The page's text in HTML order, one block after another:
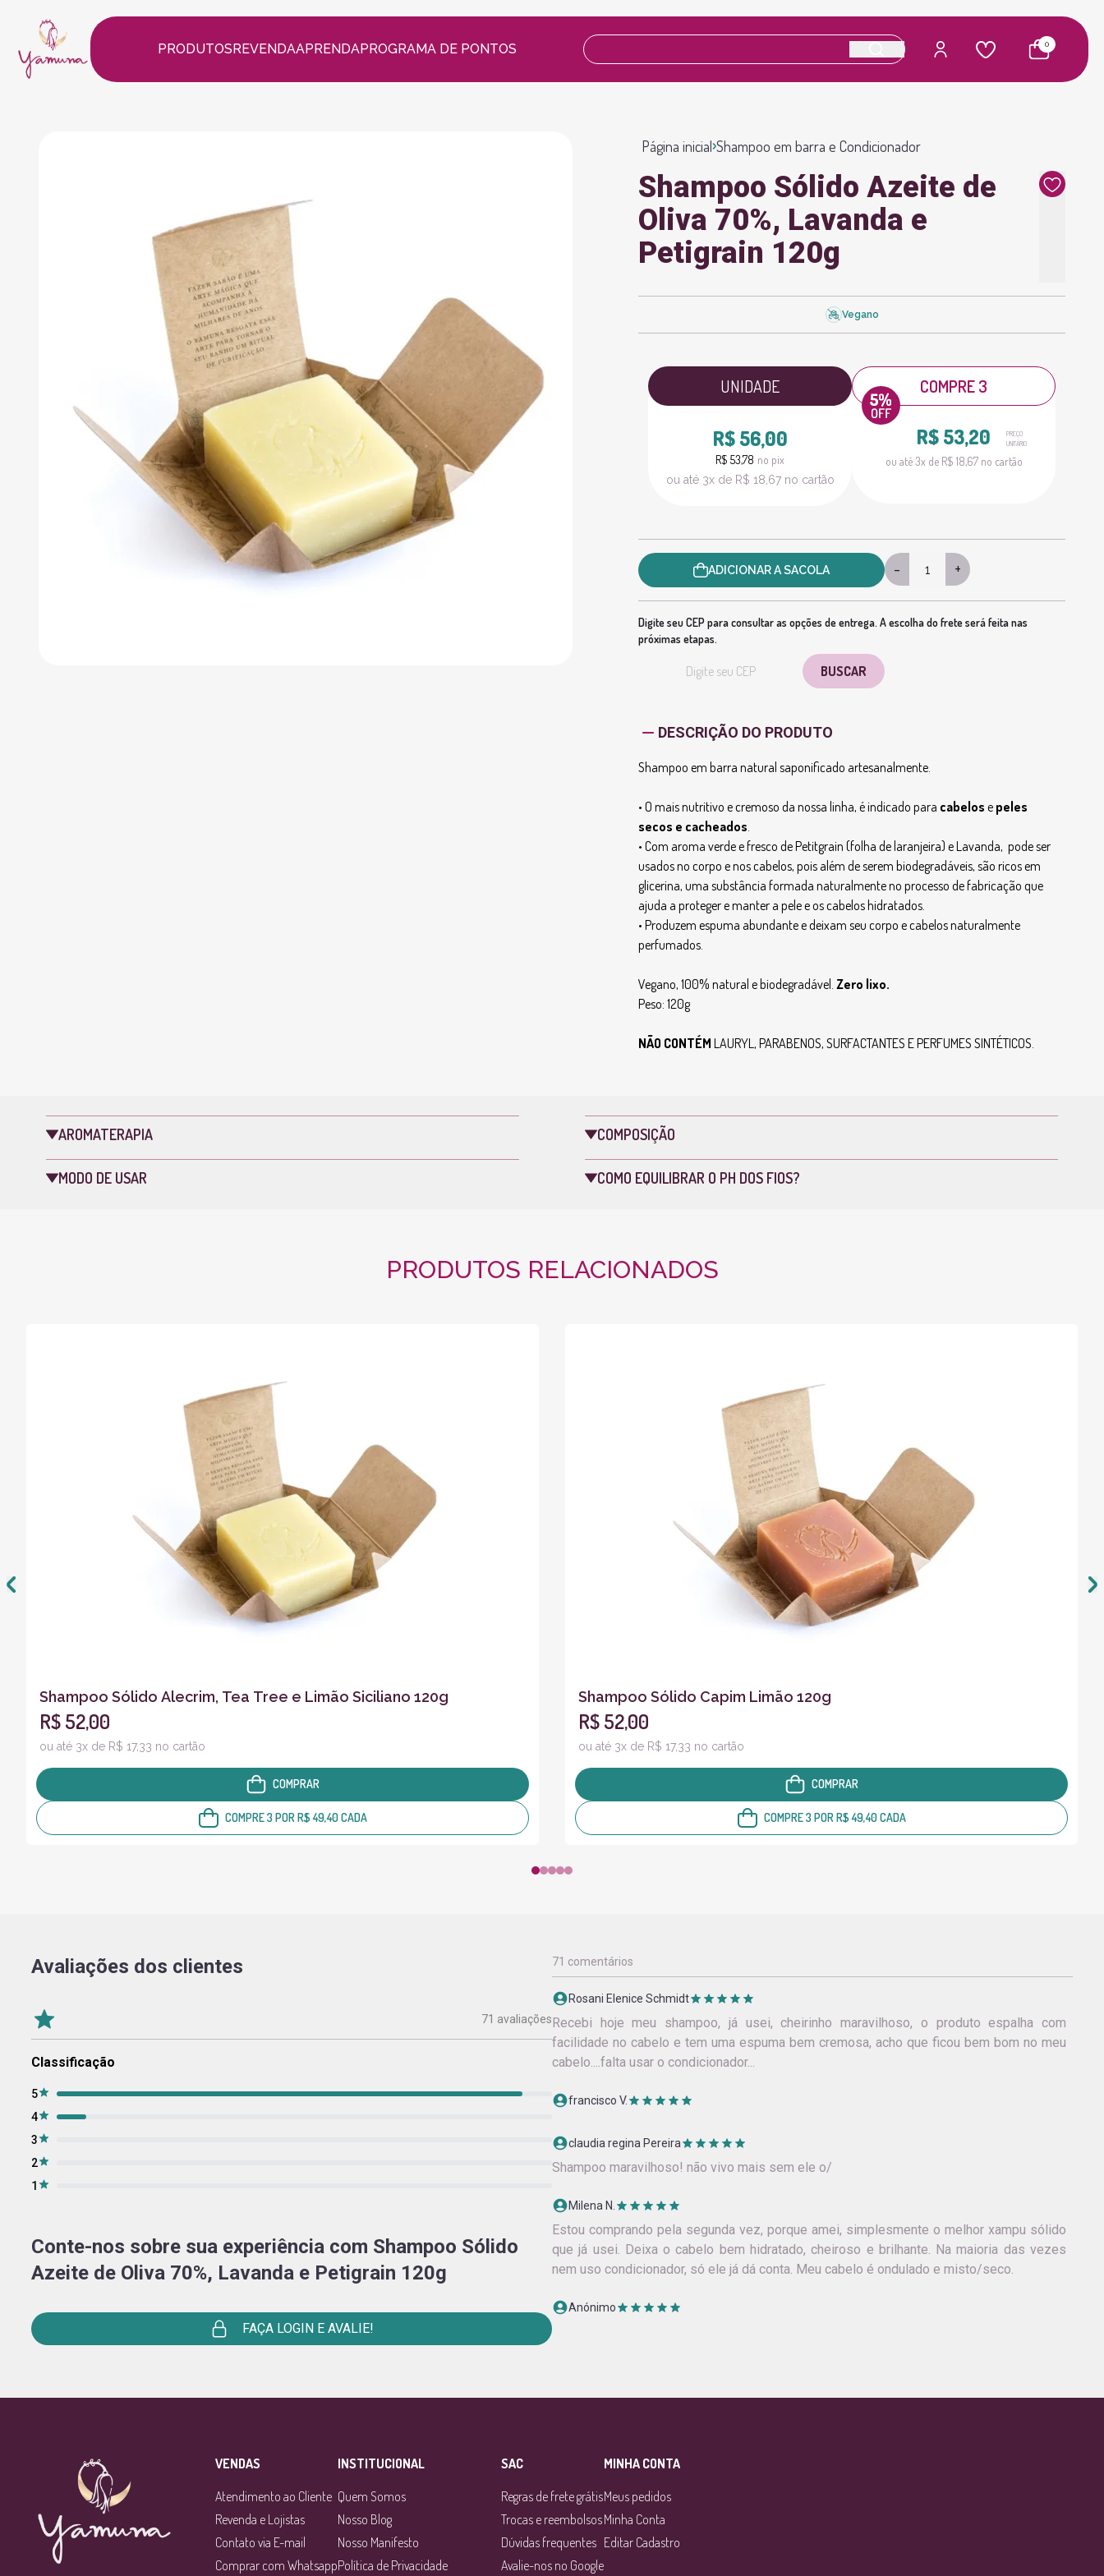
PRODUTOSREVENDAAPRENDAPROGRAMA DE PONTOS 0
Página inicial Shampoo em barra e Condicionador
Shampoo Sólido Azeite de
Oliva 70%, Lavanda e
Petigrain 120g
Vegano
UNIDADE
R$ 56,00
R$ 53,78 no pix
ou até 3x de R$ 18,67 no cartão
COMPRE 3
R$ 53,20
ou até 3x de R$ 18,67 no cartão
PREÇO
UNITÁRIO
ADICIONAR A SACOLA - +
Digite seu CEP para consultar as opções de entrega. A escolha do frete será feita nas
próximas etapas.
DESCRIÇÃO DO PRODUTO
Shampoo em barra natural saponificado artesanalmente.
• O mais nutritivo e cremoso da nossa linha, é indicado para cabelos e peles
secos e cacheados.
• Com aroma verde e fresco de Petitgrain (folha de laranjeira) e Lavanda, pode ser
usados no corpo e nos cabelos, pois além de serem biodegradáveis, são ricos em
glicerina, uma substância formada naturalmente no processo de fabricação que
ajuda a proteger e manter a pele e os cabelos hidratados.
• Produzem espuma abundante e deixam seu corpo e cabelos naturalmente
perfumados.
Vegano, 100% natural e biodegradável. Zero lixo.
Peso: 120g
NÃO CONTÉM LAURYL, PARABENOS, SURFACTANTES E PERFUMES SINTÉTICOS.
AROMATERAPIA COMPOSIÇÃO
MODO DE USAR COMO EQUILIBRAR O PH DOS FIOS?
PRODUTOS RELACIONADOS
Shampoo Sólido Alecrim, Tea Tree e Limão Siciliano 120g
R$ 52,00
ou até 3x de R$ 17,33 no cartão
COMPRAR
COMPRE 3 POR R$ 49,40 CADA
Shampoo Sólido Capim Limão 120g
R$ 52,00
ou até 3x de R$ 17,33 no cartão
COMPRAR
COMPRE 3 POR R$ 49,40 CADA
Avaliações dos clientes
71 avaliações
Classificação
5
4
3
2
1
Conte-nos sobre sua experiência com Shampoo Sólido
Azeite de Oliva 70%, Lavanda e Petigrain 120g
FAÇA LOGIN E AVALIE!
71 comentários
Rosani Elenice Schmidt
Recebi hoje meu shampoo, já usei, cheirinho maravilhoso, o produto espalha com
facilidade no cabelo e tem uma espuma bem cremosa, acho que ficou bem bom no meu
cabelo....falta usar o condicionador...
francisco V.
claudia regina Pereira
Shampoo maravilhoso! não vivo mais sem ele o/
Milena N.
Estou comprando pela segunda vez, porque amei, simplesmente o melhor xampu sólido
que já usei. Deixa o cabelo bem hidratado, cheiroso e brilhante. Na maioria das vezes
nem uso condicionador, só ele já dá conta. Meu cabelo é ondulado e misto/seco.
Anónimo
uso mais nada que não seja natural em meu corpo e a yamuna me mostrou que isso é
Marly De Sá
Muito top
Luciana Oliveira
VENDAS
Atendimento ao Cliente
Revenda e Lojistas
Contato via E-mail
Comprar com Whatsapp
INSTITUCIONAL
Quem Somos
Nosso Blog
Nosso Manifesto
Política de Privacidade
SAC
Regras de frete grátis
Trocas e reembolsos
Dúvidas frequentes
Avalie-nos no Google
MINHA CONTA
Meus pedidos
Minha Conta
Editar Cadastro